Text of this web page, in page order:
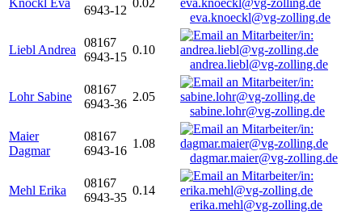
Knöckl Eva
6943-12
0.02
eva.knoeckl@vg-zolling.de
Liebl Andrea
08167
6943-15
0.10
andrea.liebl@vg-zolling.de
Lohr Sabine
08167
6943-36
2.05
sabine.lohr@vg-zolling.de
Maier
Dagmar
08167
6943-16
1.08
dagmar.maier@vg-zolling.de
Mehl Erika
08167
6943-35
0.14
erika.mehl@vg-zolling.de